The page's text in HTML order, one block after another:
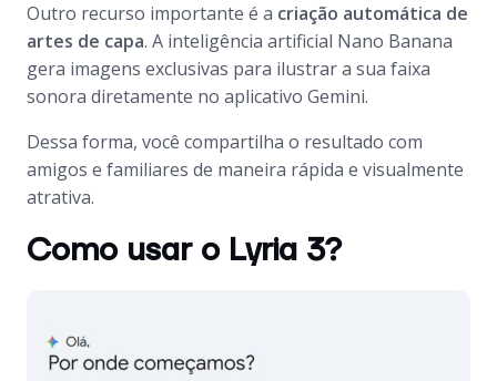
Outro recurso importante é a criação automática de
artes de capa. A inteligência artificial Nano Banana
gera imagens exclusivas para ilustrar a sua faixa
sonora diretamente no aplicativo Gemini.
Dessa forma, você compartilha o resultado com
amigos e familiares de maneira rápida e visualmente
atrativa.
Como usar o Lyria 3?